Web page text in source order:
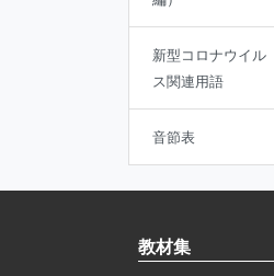
新型コロナウイル
ス関連用語
音節表
教材集